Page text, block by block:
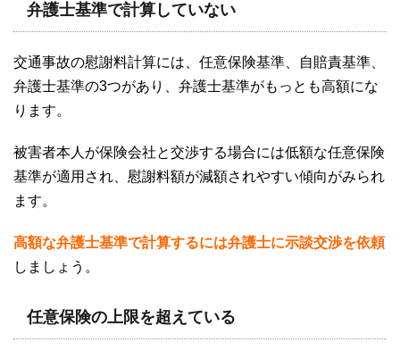
弁護士基準で計算していない
交通事故の慰謝料計算には、任意保険基準、自賠責基準、
弁護士基準の3つがあり、弁護士基準がもっとも高額にな
ります。
被害者本人が保険会社と交渉する場合には低額な任意保険
基準が適用され、慰謝料額が減額されやすい傾向がみられ
ます。
高額な弁護士基準で計算するには弁護士に示談交渉を依頼
しましょう。
任意保険の上限を超えている